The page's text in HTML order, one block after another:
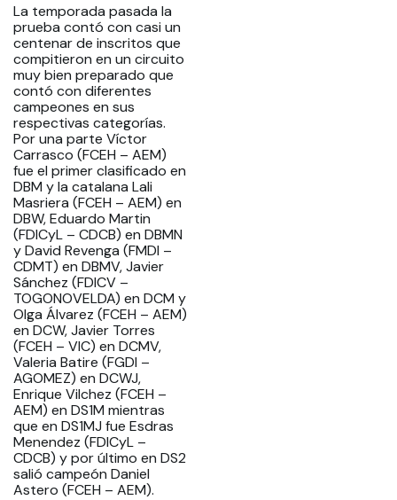
La temporada pasada la
prueba contó con casi un
centenar de inscritos que
compitieron en un circuito
muy bien preparado que
contó con diferentes
campeones en sus
respectivas categorías.
Por una parte Víctor
Carrasco (FCEH – AEM)
fue el primer clasificado en
DBM y la catalana Lali
Masriera (FCEH – AEM) en
DBW, Eduardo Martin
(FDICyL – CDCB) en DBMN
y David Revenga (FMDI –
CDMT) en DBMV, Javier
Sánchez (FDICV –
TOGONOVELDA) en DCM y
Olga Álvarez (FCEH – AEM)
en DCW, Javier Torres
(FCEH – VIC) en DCMV,
Valeria Batire (FGDI –
AGOMEZ) en DCWJ,
Enrique Vilchez (FCEH –
AEM) en DS1M mientras
que en DS1MJ fue Esdras
Menendez (FDICyL –
CDCB) y por último en DS2
salió campeón Daniel
Astero (FCEH – AEM).